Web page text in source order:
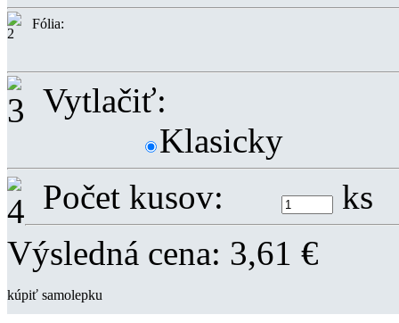
Fólia:
Vytlačiť:
Klasicky
Počet kusov:
ks
Výsledná cena: 3,61 €
kúpiť samolepku